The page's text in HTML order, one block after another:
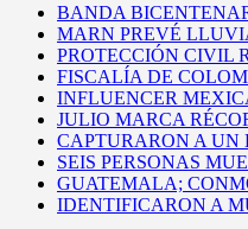
BANDA
MARN PREVÉ
PROTECCIÓN CIVIL
FISCALÍA DE
INFLUENCER
JULIO MARCA
CAPTURARON A UN
SEIS PERSONAS
GUATEMALA;
IDENTIFICARON A